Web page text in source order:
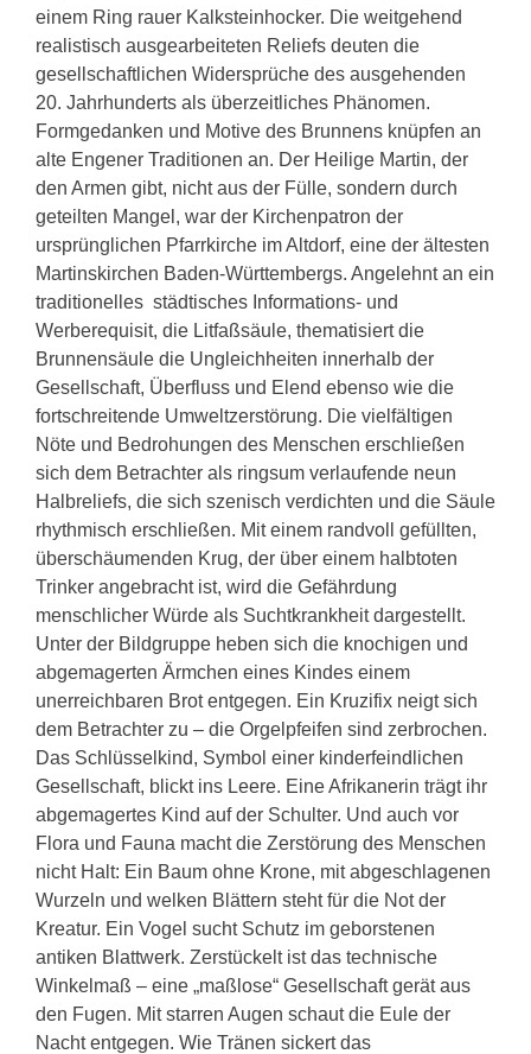
einem Ring rauer Kalksteinhocker. Die weitgehend
realistisch ausgearbeiteten Reliefs deuten die
gesellschaftlichen Widersprüche des ausgehenden
20. Jahrhunderts als überzeitliches Phänomen.
Formgedanken und Motive des Brunnens knüpfen an
alte Engener Traditionen an. Der Heilige Martin, der
den Armen gibt, nicht aus der Fülle, sondern durch
geteilten Mangel, war der Kirchenpatron der
ursprünglichen Pfarrkirche im Altdorf, eine der ältesten
Martinskirchen Baden-Württembergs. Angelehnt an ein
traditionelles städtisches Informations- und
Werberequisit, die Litfaßsäule, thematisiert die
Brunnensäule die Ungleichheiten innerhalb der
Gesellschaft, Überfluss und Elend ebenso wie die
fortschreitende Umweltzerstörung. Die vielfältigen
Nöte und Bedrohungen des Menschen erschließen
sich dem Betrachter als ringsum verlaufende neun
Halbreliefs, die sich szenisch verdichten und die Säule
rhythmisch erschließen. Mit einem randvoll gefüllten,
überschäumenden Krug, der über einem halbtoten
Trinker angebracht ist, wird die Gefährdung
menschlicher Würde als Suchtkrankheit dargestellt.
Unter der Bildgruppe heben sich die knochigen und
abgemagerten Ärmchen eines Kindes einem
unerreichbaren Brot entgegen. Ein Kruzifix neigt sich
dem Betrachter zu – die Orgelpfeifen sind zerbrochen.
Das Schlüsselkind, Symbol einer kinderfeindlichen
Gesellschaft, blickt ins Leere. Eine Afrikanerin trägt ihr
abgemagertes Kind auf der Schulter. Und auch vor
Flora und Fauna macht die Zerstörung des Menschen
nicht Halt: Ein Baum ohne Krone, mit abgeschlagenen
Wurzeln und welken Blättern steht für die Not der
Kreatur. Ein Vogel sucht Schutz im geborstenen
antiken Blattwerk. Zerstückelt ist das technische
Winkelmaß – eine „maßlose“ Gesellschaft gerät aus
den Fugen. Mit starren Augen schaut die Eule der
Nacht entgegen. Wie Tränen sickert das